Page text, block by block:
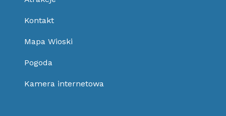
Kontakt
Mapa Wioski
Pogoda
Kamera internetowa